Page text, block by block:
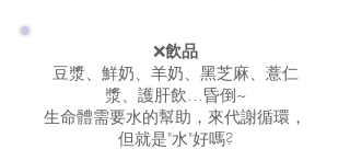
❌飲品
豆漿、鮮奶、羊奶、黑芝麻、薏仁
漿、護肝飲...昏倒~
生命體需要水的幫助，來代謝循環，
但就是"水"好嗎?